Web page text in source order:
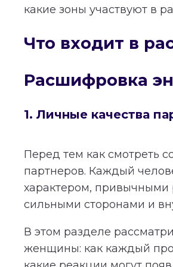
какие зоны участвуют в
Что входит в
Расшифровка
1. Личные качества
Перед тем как смотреть
партнеров. Каждый
характером,
сильными сторонами и
В этом разделе
женщины: как каждый